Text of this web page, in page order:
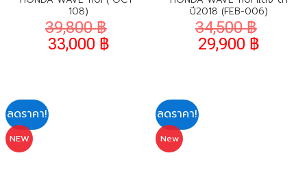
108)
39,800฿
33,000 ฿
ปี2018 (FEB-006)
34,500฿
29,900 ฿
ลดราคา!
NEW
ลดราคา!
New